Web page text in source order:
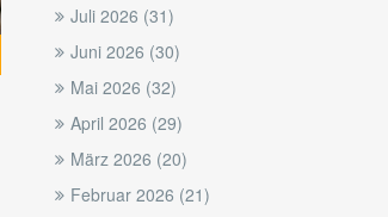
Juli 2026 (31)
Juni 2026 (30)
Mai 2026 (32)
April 2026 (29)
März 2026 (20)
Februar 2026 (21)